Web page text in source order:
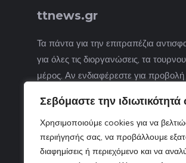
Σεβόμαστε την ιδιωτικότητά
Χρησιμοποιούμε cookies για να
περιήγησής σας, να προβάλλουμε
διαφημίσεις ή περιεχόμενο και να
ttnews.gr
Τα πάντα για την επιτραπέζια
για όλες τις διοργανώσεις, τα
μέρος. Αν ενδιαφέρεστε για προβολή